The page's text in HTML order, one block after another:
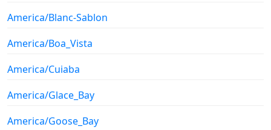
America/Blanc-Sablon
America/Boa_Vista
America/Cuiaba
America/Glace_Bay
America/Goose_Bay